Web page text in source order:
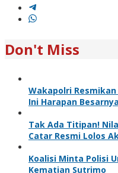
Don't Miss
Wakapolri Resmikan
Ini Harapan Besarnya
Tak Ada Titipan!
Catar Resmi Lolos
Koalisi Minta Polisi
Kematian Sutrimo